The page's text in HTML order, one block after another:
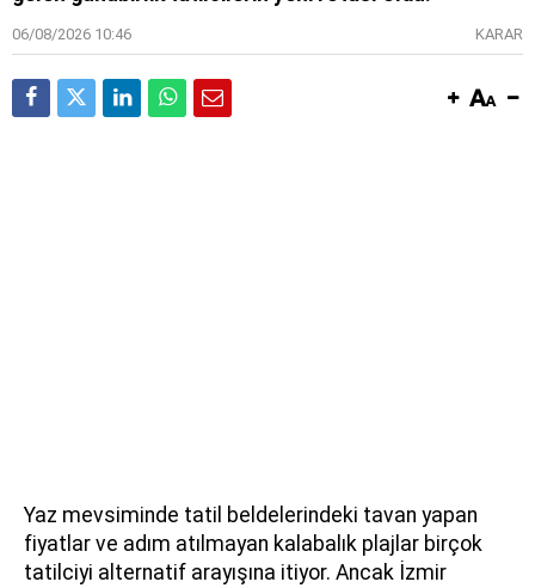
06/08/2026 10:46 KARAR
Yaz mevsiminde tatil beldelerindeki tavan yapan
fiyatlar ve adım atılmayan kalabalık plajlar birçok
tatilciyi alternatif arayışına itiyor. Ancak İzmir